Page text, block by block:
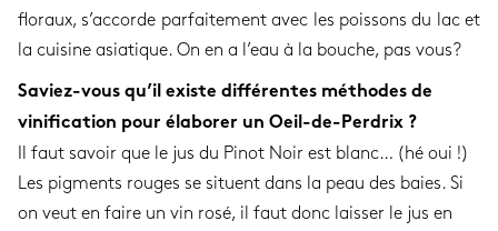
floraux, s’accorde parfaitement avec les poissons du lac et
la cuisine asiatique. On en a l’eau à la bouche, pas vous?
Saviez-vous qu’il existe différentes méthodes de
vinification pour élaborer un Oeil-de-Perdrix ?
Il faut savoir que le jus du Pinot Noir est blanc… (hé oui !)
Les pigments rouges se situent dans la peau des baies. Si
on veut en faire un vin rosé, il faut donc laisser le jus en